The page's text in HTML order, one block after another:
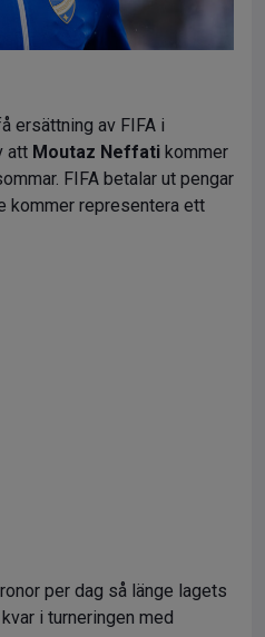
ersättning av FIFA i
att Moutaz Neffati kommer
FIFA betalar ut pengar
kommer representera ett
per dag så länge lagets
i turneringen med